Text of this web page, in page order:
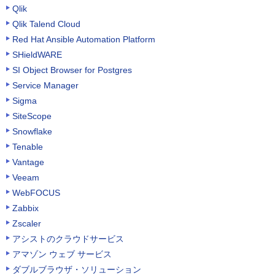
Qlik
Qlik Talend Cloud
Red Hat Ansible Automation Platform
SHieldWARE
SI Object Browser for Postgres
Service Manager
Sigma
SiteScope
Snowflake
Tenable
Vantage
Veeam
WebFOCUS
Zabbix
Zscaler
アシストのクラウドサービス
アマゾン ウェブ サービス
ダブルブラウザ・ソリューション